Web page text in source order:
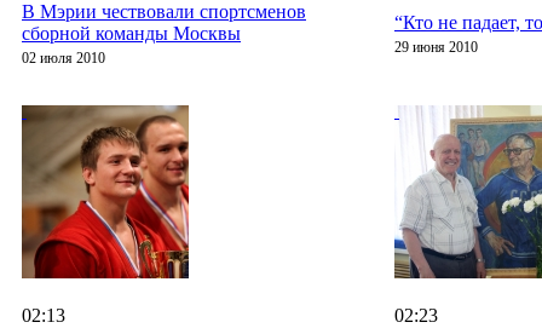
В Мэрии чествовали спортсменов
сборной команды Москвы
02 июля 2010
“Кто не падает,
29 июня 2010
02:13 02:23